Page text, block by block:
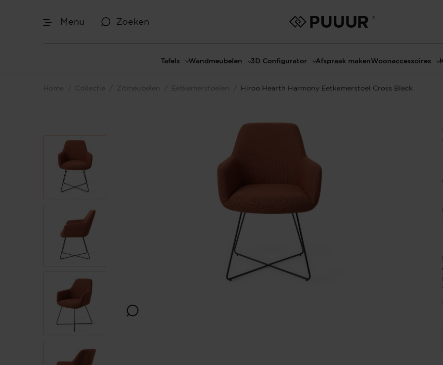
Menu Zoeken
Tafels Wandmeubelen
TV-wandmeubels
Vakkenkasten
Make-up tafels
3D Configurator
3D TV-Paneel configurator
Afspraak makenWoonaccessoires
Home / Collectie / Zitmeubelen / Eetkamerstoelen / Hiroo Hearth Harmony Eetkamerstoel Cross Black